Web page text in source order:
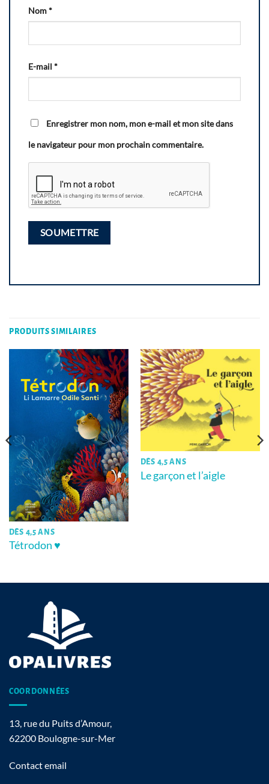
Nom*
E-mail *
Enregistrer mon nom, mon e-mail et mon site dans
le navigateur pour mon prochain commentaire.
PRODUITS SIMILAIRES
DÈS 4,5 ANS
Tétrodon ♥
DÈS 4,5 ANS
Le garçon et l’aigle
COORDONNÉES
13, rue du Puits d’Amour,
62200 Boulogne-sur-Mer
Contact email